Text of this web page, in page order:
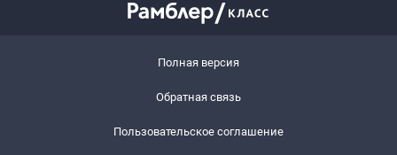
Полная версия
Обратная связь
Пользовательское соглашение